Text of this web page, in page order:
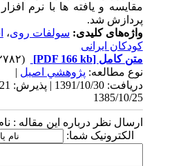
پردازش شد.
واژه‌های کلیدی:سولفات روی،
کودکان ایرانی
متن کامل[PDF 166 kb]
نوع مطالعه:پژوهشي اصیل|
1385/10/25
ارسال نظر درباره این مقاله :
الکترونیک شما: